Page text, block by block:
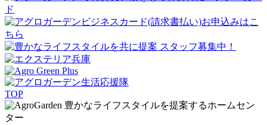
TOP
豊かなライフスタイルを提案するホームセン
ター